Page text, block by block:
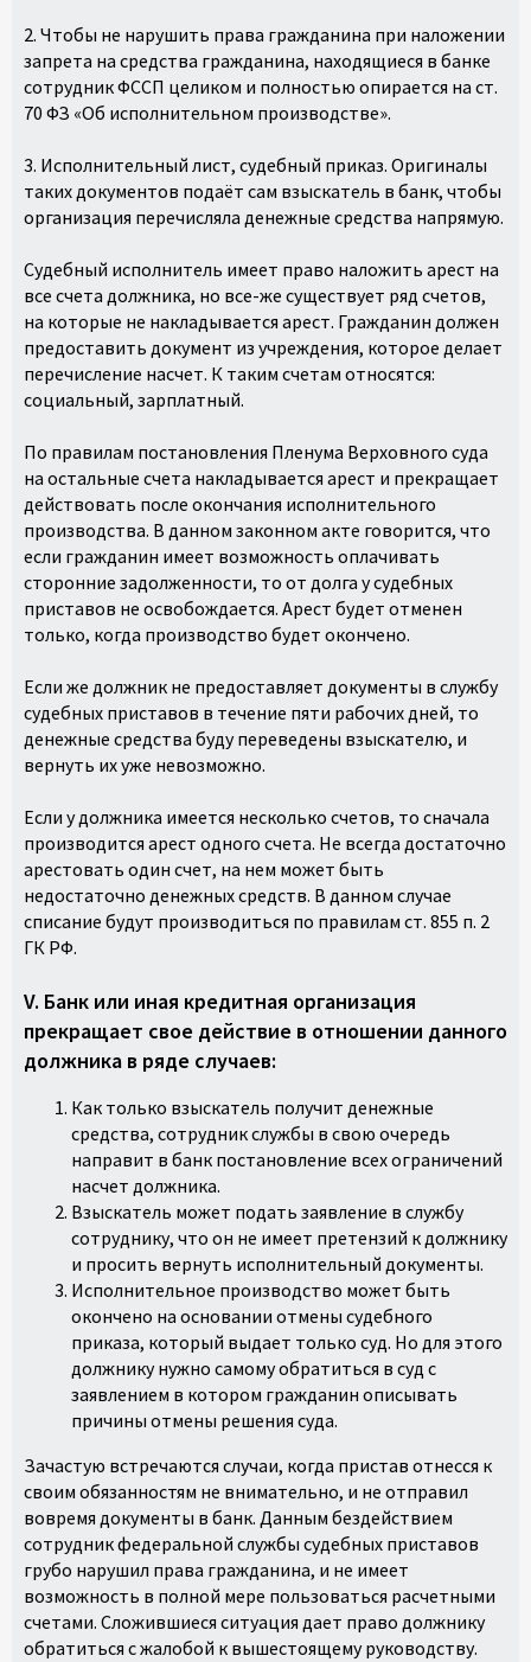
2. Чтобы не нарушить права гражданина при наложении
запрета на средства гражданина, находящиеся в банке
сотрудник ФССП целиком и полностью опирается на ст.
70 ФЗ «Об исполнительном производстве».
3. Исполнительный лист, судебный приказ. Оригиналы
таких документов подаёт сам взыскатель в банк, чтобы
организация перечисляла денежные средства напрямую.
Судебный исполнитель имеет право наложить арест на
все счета должника, но все-же существует ряд счетов,
на которые не накладывается арест. Гражданин должен
предоставить документ из учреждения, которое делает
перечисление насчет. К таким счетам относятся:
социальный, зарплатный.
По правилам постановления Пленума Верховного суда
на остальные счета накладывается арест и прекращает
действовать после окончания исполнительного
производства. В данном законном акте говорится, что
если гражданин имеет возможность оплачивать
сторонние задолженности, то от долга у судебных
приставов не освобождается. Арест будет отменен
только, когда производство будет окончено.
Если же должник не предоставляет документы в службу
судебных приставов в течение пяти рабочих дней, то
денежные средства буду переведены взыскателю, и
вернуть их уже невозможно.
Если у должника имеется несколько счетов, то сначала
производится арест одного счета. Не всегда достаточно
арестовать один счет, на нем может быть
недостаточно денежных средств. В данном случае
списание будут производиться по правилам ст. 855 п. 2
ГК РФ.
V. Банк или иная кредитная организация
прекращает свое действие в отношении данного
должника в ряде случаев:
Как только взыскатель получит денежные
средства, сотрудник службы в свою очередь
направит в банк постановление всех ограничений
насчет должника.
Взыскатель может подать заявление в службу
сотруднику, что он не имеет претензий к должнику
и просить вернуть исполнительный документы.
Исполнительное производство может быть
окончено на основании отмены судебного
приказа, который выдает только суд. Но для этого
должнику нужно самому обратиться в суд с
заявлением в котором гражданин описывать
причины отмены решения суда.
Зачастую встречаются случаи, когда пристав отнесся к
своим обязанностям не внимательно, и не отправил
вовремя документы в банк. Данным бездействием
сотрудник федеральной службы судебных приставов
грубо нарушил права гражданина, и не имеет
возможность в полной мере пользоваться расчетными
счетами. Сложившиеся ситуация дает право должнику
обратиться с жалобой к вышестоящему руководству.